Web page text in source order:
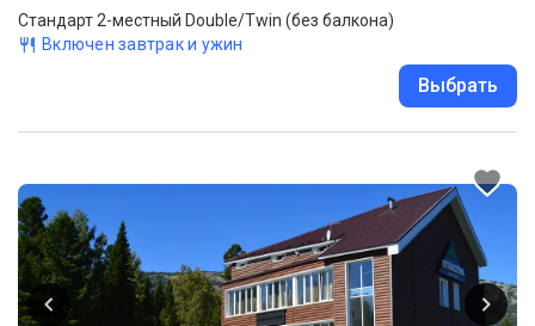
Стандарт 2-местный Double/Twin (без балкона)
Включен завтрак и ужин
Выбрать